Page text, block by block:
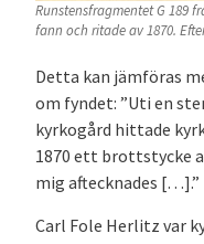
Runstensfragmentet G 189
fann och ritade av 1870.
Detta kan jämföras
om fyndet: ”Uti en
kyrkogård hittade
1870 ett brottstycke
mig aftecknades […].”
Carl Fole Herlitz var